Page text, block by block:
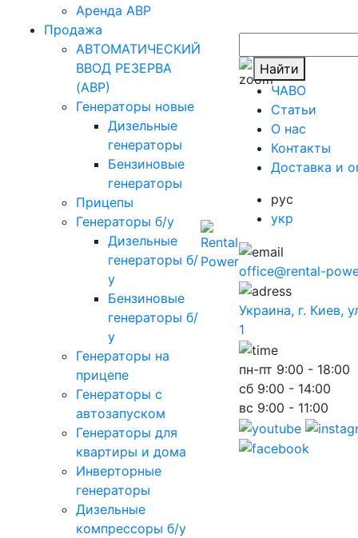
Аренда АВР
Продажа
АВТОМАТИЧЕСКИЙ
ВВОД РЕЗЕРВА
(АВР)
Генераторы новые
Дизельные
генераторы
Бензиновые
генераторы
Прицепы
Генераторы б/у
Дизельные
генераторы б/
у
Бензиновые
генераторы б/
у
Генераторы на
прицепе
Генераторы с
автозапуском
Генераторы для
квартиры и дома
Инверторные
генераторы
Дизельные
компрессоры б/у
Найти
ЧАВО
Cтатьи
O нас
Контакты
Доставка и
рус
укр
office@rental-
Украина, г. Киев,
1
пн-пт 9:00 - 18:00
сб 9:00 - 14:00
вс 9:00 - 11:00